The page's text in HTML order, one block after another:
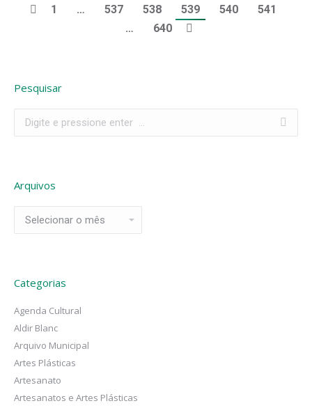
1 … 537 538 539 540
541
…
640
Pesquisar
Arquivos
Categorias
Agenda Cultural
Aldir Blanc
Arquivo Municipal
Artes Plásticas
Artesanato
Artesanatos e Artes Plásticas